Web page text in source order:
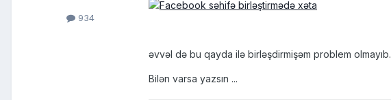
934
əvvəl də bu qayda ilə birləşdirmişəm problem olmayıb.
Bilən varsa yazsın ...